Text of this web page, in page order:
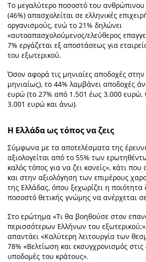
Το μεγαλύτερο ποσοστό του
(46%) απασχολείται σε ελληνικές
οργανισμούς, ενώ το 21% δηλώνει
«αυτοαπασχολούμενος/ελεύθερος
7% εργάζεται εξ αποστάσεως για
του εξωτερικού.
Όσον αφορά τις μηνιαίες αποδοχές στην
μηνιαίως), το 44% λαμβάνει αποδοχές
ευρώ (το 27% από 1.501 έως 3.000 ευρώ,
3.001 ευρώ και άνω).
Η Ελλάδα ως τόπος να ζεις
Σύμφωνα με τα αποτελέσματα της
αξιολογείται από το 55% των
καλός τόπος για να ζει κανείς», κάτι που
και στην αξιολόγηση των επιμέρους
της Ελλάδας, όπου ξεχωρίζει η ποιότητα
ποσοστό θετικής γνώμης να ανέρχεται
Στο ερώτημα «Τι θα βοηθούσε στον
περισσότερων Ελλήνων του
απαντάει «Καλύτερη λειτουργία των
78% «Βελτίωση και εκσυγχρονισμός στις
υποδομές του κράτους».